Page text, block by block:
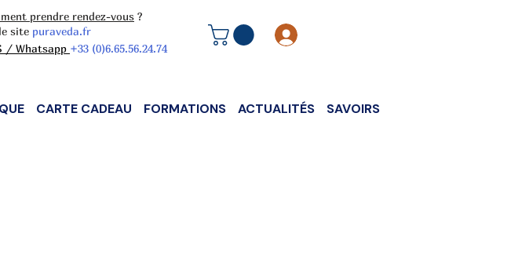
prendre rendez-vous ?
site puraveda.fr
/ Whatsapp +33 (0)6.65.56.24.74
CARTE CADEAU FORMATIONS ACTUALITÉS SAVOIRS